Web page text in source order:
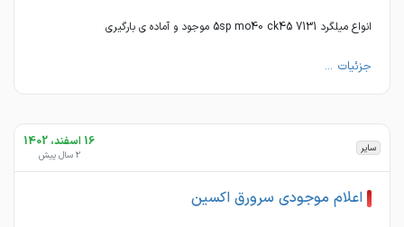
انواع میلگرد 5sp mo40 ck45 7131 موجود و آماده ی بارگیری
جزئیات ...
سایر 16 اسفند، 1402
2 سال پیش
اعلام موجودی سرورق اکسین